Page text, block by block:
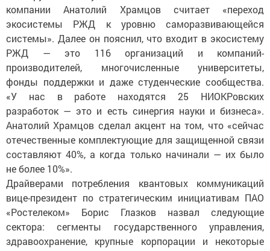
компании Анатолий Храмцов считает «переход
экосистемы РЖД к уровню саморазвивающейся
системы». Далее он пояснил, что входит в экосистему
РЖД — это 116 организаций и компаний-
производителей, многочисленные университеты,
фонды поддержки и даже студенческие сообщества.
«У нас в работе находятся 25 НИОКРовских
разработок — это и есть синергия науки и бизнеса».
Анатолий Храмцов сделал акцент на том, что «сейчас
отечественные комплектующие для защищенной связи
составляют 40%, а когда только начинали — их было
не более 10%».
Драйверами потребления квантовых коммуникаций
вице-президент по стратегическим инициативам ПАО
«Ростелеком» Борис Глазков назвал следующие
сектора: сегменты государственного управления,
здравоохранение, крупные корпорации и некоторые